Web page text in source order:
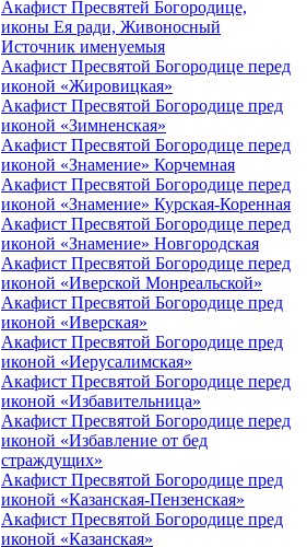
Акафист Пресвятей Богородице,
иконы Ея ради, Живоносный
Источник именуемыя
Акафист Пресвятой Богородице перед
иконой «Жировицкая»
Акафист Пресвятой Богородице пред
иконой «Зимненская»
Акафист Пресвятой Богородице перед
иконой «Знамение» Корчемная
Акафист Пресвятой Богородице перед
иконой «Знамение» Курская-Коренная
Акафист Пресвятой Богородице перед
иконой «Знамение» Новгородская
Акафист Пресвятой Богородице перед
иконой «Иверской Монреальской»
Акафист Пресвятой Богородице пред
иконой «Иверская»
Акафист Пресвятой Богородице пред
иконой «Иерусалимская»
Акафист Пресвятой Богородице перед
иконой «Избавительница»
Акафист Пресвятой Богородице перед
иконой «Избавление от бед
страждущих»
Акафист Пресвятой Богородице пред
иконой «Казанская-Пензенская»
Акафист Пресвятой Богородице пред
иконой «Казанская»